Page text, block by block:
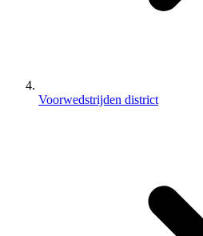
Voorwedstrijden district